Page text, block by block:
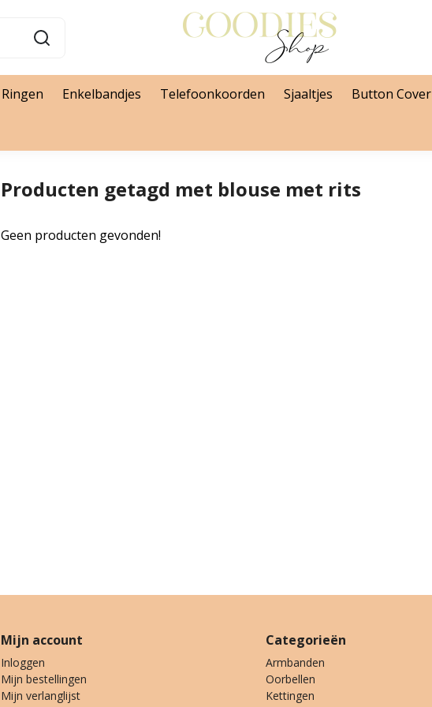
Ringen Enkelbandjes Telefoonkoorden Sjaaltjes Button Cover
Producten getagd met blouse met rits
Geen producten gevonden!
Mijn account
Inloggen
Mijn bestellingen
Mijn verlanglijst
Categorieën
Armbanden
Oorbellen
Kettingen